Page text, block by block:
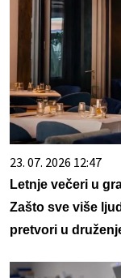
23. 07. 2026 12:47
Letnje večeri u
Zašto sve više
pretvori u